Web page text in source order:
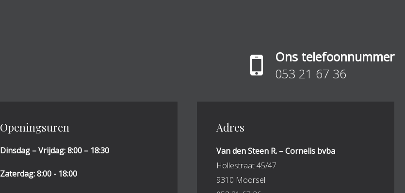
Ons telefoonnummer
053 21 67 36
Openingsuren
Dinsdag – Vrijdag: 8:00 – 18:30
Zaterdag: 8:00 - 18:00
Adres
Van den Steen R. – Cornelis bvba
Hollestraat 45/47
9310 Moorsel